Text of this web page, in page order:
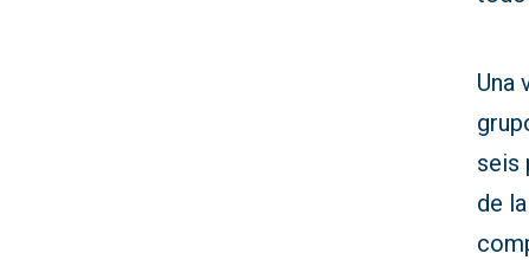
Una
seis
de